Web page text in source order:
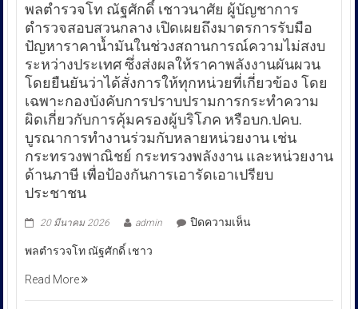
พลตำรวจโท ณัฐศักดิ์ เชาวนาศัย ผู้บัญชาการ
ตำรวจสอบสวนกลาง เปิดเผยถึงมาตรการรับมือ
ปัญหาราคาน้ำมันในช่วงสถานการณ์ความไม่สงบ
ระหว่างประเทศ ซึ่งส่งผลให้ราคาพลังงานผันผวน
โดยยืนยันว่าได้สั่งการให้ทุกหน่วยที่เกี่ยวข้อง โดย
เฉพาะกองบังคับการปราบปรามการกระทำความ
ผิดเกี่ยวกับการคุ้มครองผู้บริโภค หรือบก.ปคบ.
บูรณาการทำงานร่วมกับหลายหน่วยงาน เช่น
กระทรวงพาณิชย์ กระทรวงพลังงาน และหน่วยงาน
ด้านภาษี เพื่อป้องกันการเอารัดเอาเปรียบ
ประชาชน
20 มีนาคม 2026 admin ปิดความเห็นบน
ศักดิ์
พลตำรวจโท ณัฐศักดิ์ เชาว
Read More